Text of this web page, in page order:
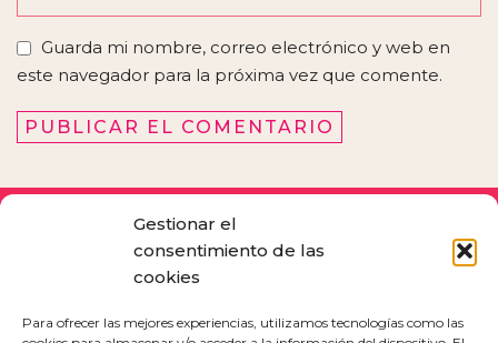
Gestionar el
consentimiento de las
cookies
Para ofrecer las mejores experiencias, utilizamos tecnologías como las
Guarda mi nombre, correo electrónico y web en
este navegador para la próxima vez que comente.